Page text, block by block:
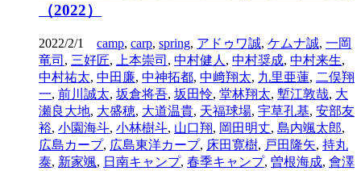
（2022）
2022/2/1 camp, carp, spring, アドゥワ誠, ケムナ誠, 一岡
竜司 , 三好匠, 上本崇司 , 中村健人 , 中村奨成, 中村来生,
中村祐太, 中田廉, 中神拓都, 中﨑翔太, 九里亜蓮, 二俣翔
一, 前川誠太, 坂倉将吾, 坂田怜, 堂林翔太, 塹江敦哉, 大
瀬良大地, 大盛穂, 大道温貴, 天福球場, 宇草孔基, 安部友
裕, 小園海斗, 小林樹斗, 山口翔, 岡田明丈, 島内颯太郎,
広島カープ, 広島東洋カープ, 床田寛樹, 戸田隆矢, 持丸
泰, 新家颯, 日南キャンプ, 春季キャンプ, 曽根海成, 會澤